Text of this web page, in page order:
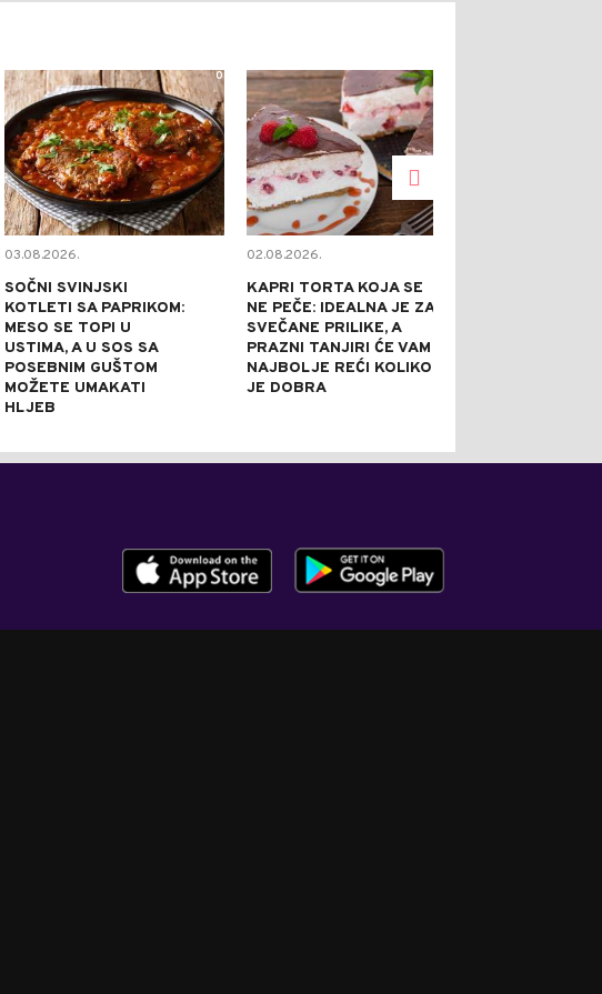
0
03.08.2026.
SOČNI SVINJSKI
KOTLETI SA PAPRIKOM:
MESO SE TOPI U
USTIMA, A U SOS SA
POSEBNIM GUŠTOM
MOŽETE UMAKATI
HLJEB
02.08.2026.
KAPRI TORTA KOJA SE
NE PEČE: IDEALNA JE ZA
SVEČANE PRILIKE, A
PRAZNI TANJIRI ĆE VAM
NAJBOLJE REĆI KOLIKO
JE DOBRA